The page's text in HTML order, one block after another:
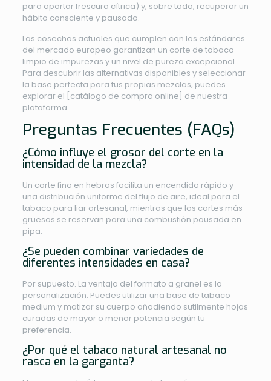
para aportar frescura cítrica) y, sobre todo, recuperar un
hábito consciente y pausado.
Las cosechas actuales que cumplen con los estándares
del mercado europeo garantizan un corte de tabaco
limpio de impurezas y un nivel de pureza excepcional.
Para descubrir las alternativas disponibles y seleccionar
la base perfecta para tus propias mezclas, puedes
explorar el [catálogo de compra online] de nuestra
plataforma.
Preguntas Frecuentes (FAQs)
¿Cómo influye el grosor del corte en la
intensidad de la mezcla?
Un corte fino en hebras facilita un encendido rápido y
una distribución uniforme del flujo de aire, ideal para el
tabaco para liar artesanal, mientras que los cortes más
gruesos se reservan para una combustión pausada en
pipa.
¿Se pueden combinar variedades de
diferentes intensidades en casa?
Por supuesto. La ventaja del formato a granel es la
personalización. Puedes utilizar una base de tabaco
medium y matizar su cuerpo añadiendo sutilmente hojas
curadas de mayor o menor potencia según tu
preferencia.
¿Por qué el tabaco natural artesanal no
rasca en la garganta?